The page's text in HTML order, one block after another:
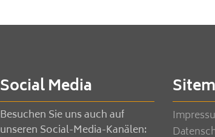
Social Media
Besuchen Sie uns auch auf
unseren Social-Media-Kanälen: